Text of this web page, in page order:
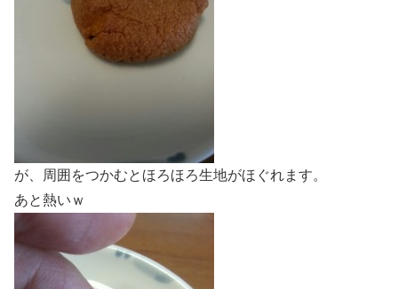
が、周囲をつかむとほろほろ生地がほぐれます。
あと熱いｗ